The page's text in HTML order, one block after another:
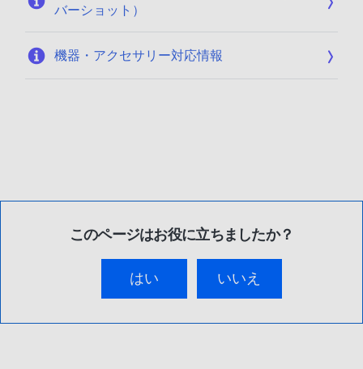
バーショット）
機器・アクセサリー対応情報
このページはお役に立ちましたか？
はい いいえ